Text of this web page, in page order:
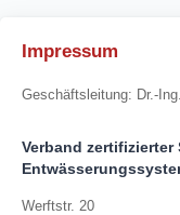
Impressum
Geschäftsleitung: Dr.-
Verband
Werftstr. 20